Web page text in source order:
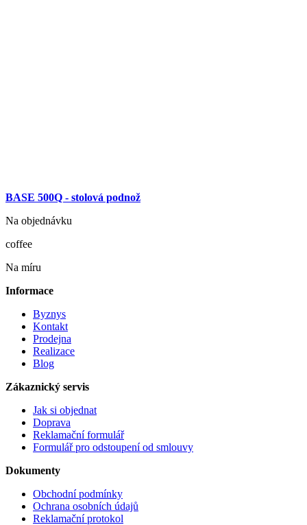
BASE 500Q - stolová podnož
Na objednávku
coffee
Na míru
Informace
Byznys
Kontakt
Prodejna
Realizace
Blog
Zákaznický servis
Jak si objednat
Doprava
Reklamační formulář
Formulář pro odstoupení od smlouvy
Dokumenty
Obchodní podmínky
Ochrana osobních údajů
Reklamační protokol